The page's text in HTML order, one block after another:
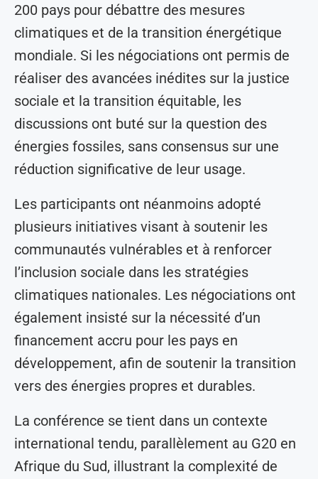
200 pays pour débattre des mesures
climatiques et de la transition énergétique
mondiale. Si les négociations ont permis de
réaliser des avancées inédites sur la justice
sociale et la transition équitable, les
discussions ont buté sur la question des
énergies fossiles, sans consensus sur une
réduction significative de leur usage.
Les participants ont néanmoins adopté
plusieurs initiatives visant à soutenir les
communautés vulnérables et à renforcer
l’inclusion sociale dans les stratégies
climatiques nationales. Les négociations ont
également insisté sur la nécessité d’un
financement accru pour les pays en
développement, afin de soutenir la transition
vers des énergies propres et durables.
La conférence se tient dans un contexte
international tendu, parallèlement au G20 en
Afrique du Sud, illustrant la complexité de